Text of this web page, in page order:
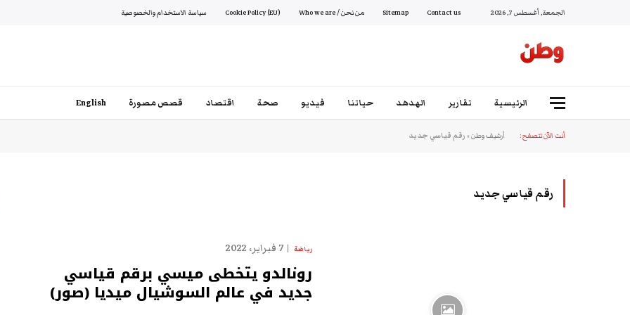
الجمعة, أغسطس 7, 2026 Contact us
Sitemap من نحن / Who we are Cookie Policy (EU) سياسة الاستخدام والخصوصية
الرئيسية تقارير الهدهد حياتنا فيديو صحة اقتصاد قصص مصورة English
أنت الآن تتصفح: أرشيف وطن»رقم قياسي جديد
رقم قياسي جديد
رياضة 7 فبراير، 2022
رونالدو يتخطى ميسي برقم قياسي
جديد في عالم السوشيال ميديا (صور)